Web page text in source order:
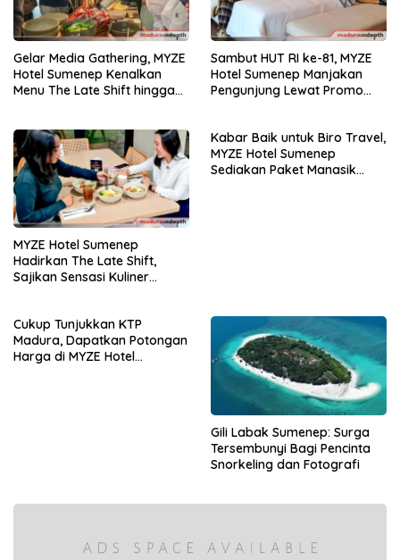
Gelar Media Gathering, MYZE
Hotel Sumenep Kenalkan
Menu The Late Shift hingga
Sambut HUT RI ke-81, MYZE
Hotel Sumenep Manjakan
Pengunjung Lewat Promo
MYZE Hotel Sumenep
Hadirkan The Late Shift,
Sajikan Sensasi Kuliner
Kabar Baik untuk Biro Travel,
MYZE Hotel Sumenep
Sediakan Paket Manasik
Cukup Tunjukkan KTP
Madura, Dapatkan Potongan
Harga di MYZE Hotel
Gili Labak Sumenep: Surga
Tersembunyi Bagi Pencinta
Snorkeling dan Fotografi